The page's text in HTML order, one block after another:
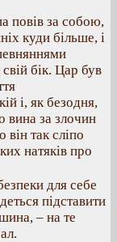
повів за собою,
куди більше, і
бік. Цар був
і, як безодня,
вина за злочин
так сліпо
натяків про
для себе
підставити
– на те